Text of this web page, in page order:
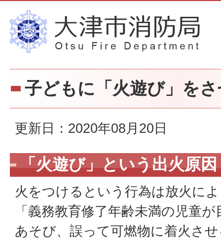
子どもに「火遊び」を
更新日：2020年08月20日
「火遊び」という出火原因
火をつけるという行為は放火に
「義務教育修了年齢未満の児童
あそび、誤って可燃物に着火さ